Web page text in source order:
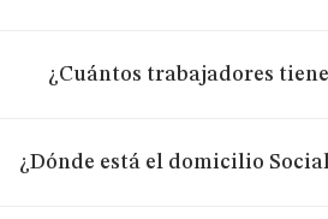
¿Cuántos trabajadores
¿Dónde está el domicilio